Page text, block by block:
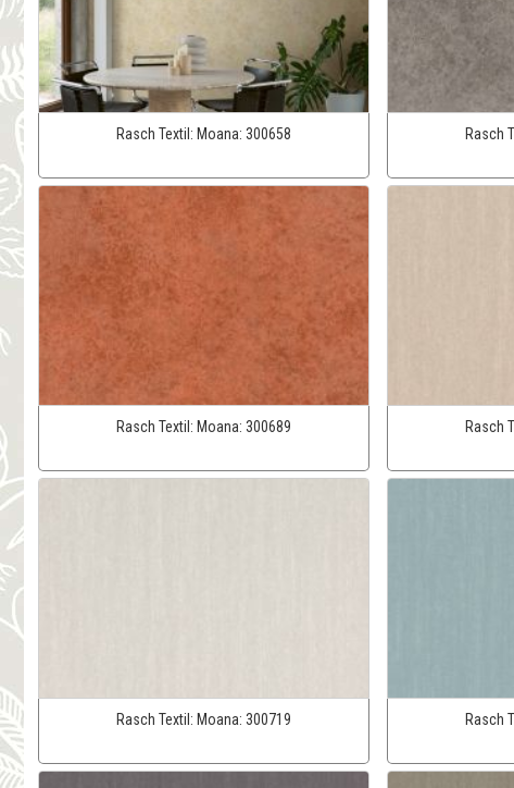
Rasch Textil: Moana: 300658 Rasch
Rasch Textil: Moana: 300689 Rasch
Rasch Textil: Moana: 300719 Rasch